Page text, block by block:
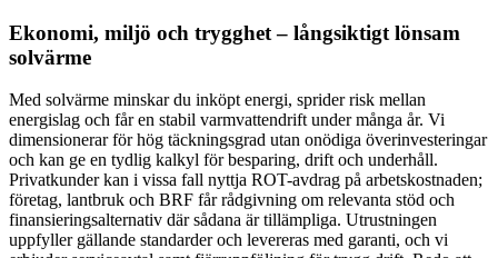
Ekonomi, miljö och trygghet – långsiktigt lönsam
solvärme
Med solvärme minskar du inköpt energi, sprider risk mellan
energislag och får en stabil varmvattendrift under många år. Vi
dimensionerar för hög täckningsgrad utan onödiga överinvesteringar
och kan ge en tydlig kalkyl för besparing, drift och underhåll.
Privatkunder kan i vissa fall nyttja ROT-avdrag på arbetskostnaden;
företag, lantbruk och BRF får rådgivning om relevanta stöd och
finansieringsalternativ där sådana är tillämpliga. Utrustningen
uppfyller gällande standarder och levereras med garanti, och vi